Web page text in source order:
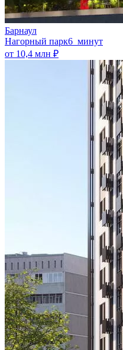
Барнаул
Нагорный парк6 минут
от 10,4 млн ₽